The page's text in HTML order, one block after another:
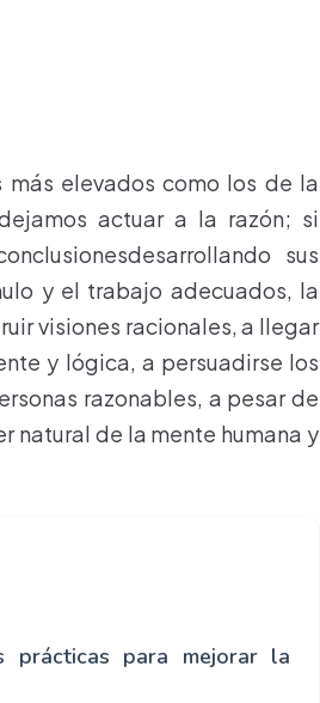
elevados como los de la
actuar a la razón; si
sus
y el trabajo adecuados, la
visiones racionales, a llegar
y lógica, a persuadirse los
razonables, a pesar de
natural de la mente humana y
prácticas para mejorar la